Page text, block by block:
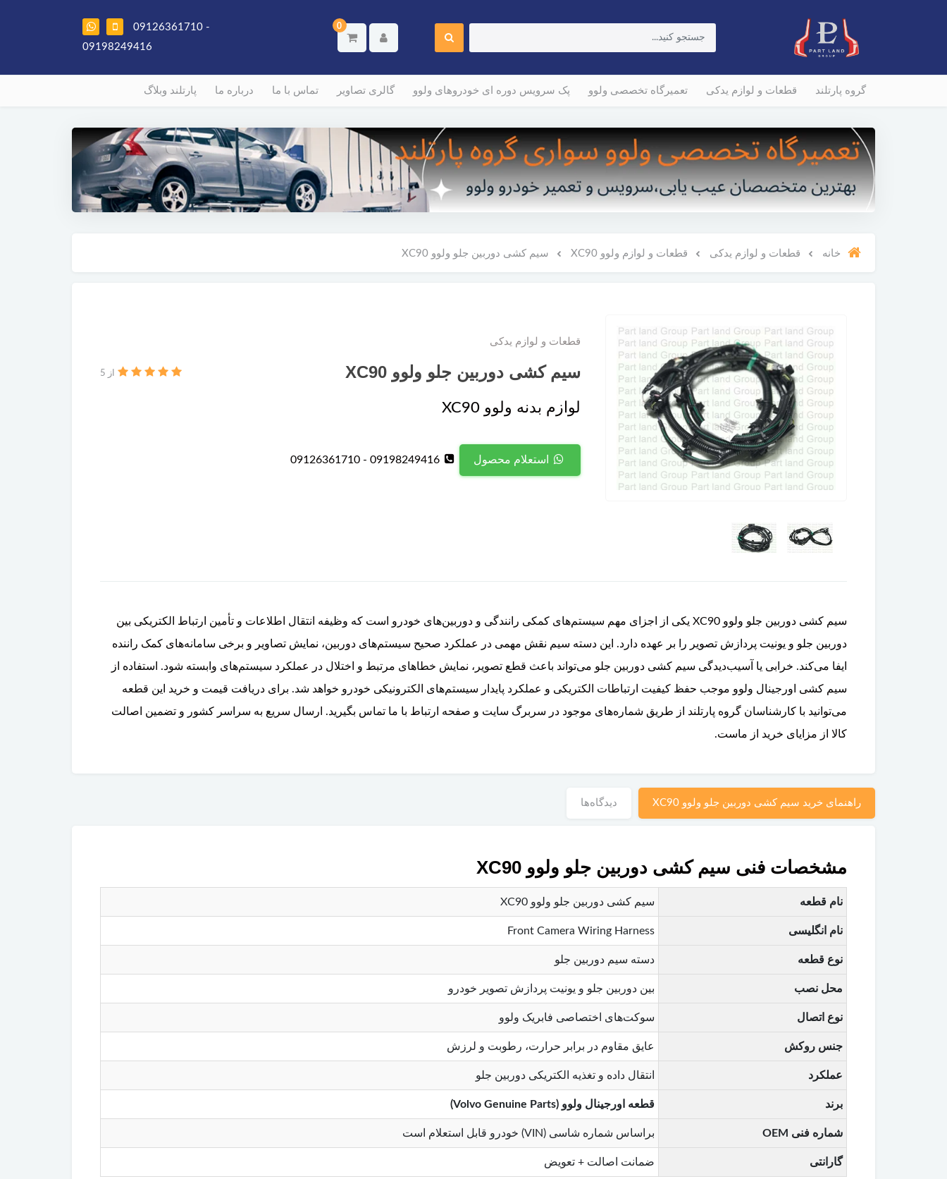
0
09126361710 -
09198249416
گروه پارتلند قطعات و لوازم یدکی تعمیرگاه تخصصی ولوو پک سرویس دوره ای خودروهای ولوو گالری تصاویر تماس با ما درباره ما پارتلند وبلاگ
خانه قطعات و لوازم یدکی قطعات و لوازم ولوو XC90 سیم کشی دوربین جلو ولوو XC90
قطعات و لوازم یدکی
سیم کشی دوربین جلو ولوو XC90 از 5
لوازم بدنه ولوو XC90
استعلام محصول 09198249416 - 09126361710
سیم کشی دوربین جلو ولوو XC90 یکی از اجزای مهم سیستم‌های کمکی رانندگی و دوربین‌های خودرو است که وظیفه انتقال اطلاعات و تأمین ارتباط الکتریکی بین
دوربین جلو و یونیت پردازش تصویر را بر عهده دارد. این دسته سیم نقش مهمی در عملکرد صحیح سیستم‌های دوربین، نمایش تصاویر و برخی سامانه‌های کمک راننده
ایفا می‌کند. خرابی یا آسیب‌دیدگی سیم کشی دوربین جلو می‌تواند باعث قطع تصویر، نمایش خطاهای مرتبط و اختلال در عملکرد سیستم‌های وابسته شود. استفاده از
سیم کشی اورجینال ولوو موجب حفظ کیفیت ارتباطات الکتریکی و عملکرد پایدار سیستم‌های الکترونیکی خودرو خواهد شد. برای دریافت قیمت و خرید این قطعه
می‌توانید با کارشناسان گروه پارتلند از طریق شماره‌های موجود در سربرگ سایت و صفحه ارتباط با ما تماس بگیرید. ارسال سریع به سراسر کشور و تضمین اصالت
کالا از مزایای خرید از ماست.
راهنمای خرید سیم کشی دوربین جلو ولوو XC90 دیدگاه‌ها
مشخصات فنی سیم کشی دوربین جلو ولوو XC90
نام قطعه سیم کشی دوربین جلو ولوو XC90
نام انگلیسی Front Camera Wiring Harness
نوع قطعه دسته سیم دوربین جلو
محل نصب بین دوربین جلو و یونیت پردازش تصویر خودرو
نوع اتصال سوکت‌های اختصاصی فابریک ولوو
جنس روکش عایق مقاوم در برابر حرارت، رطوبت و لرزش
عملکرد انتقال داده و تغذیه الکتریکی دوربین جلو
برند قطعه اورجینال ولوو (Volvo Genuine Parts)
شماره فنی OEM براساس شماره شاسی (VIN) خودرو قابل استعلام است
گارانتی ضمانت اصالت + تعویض